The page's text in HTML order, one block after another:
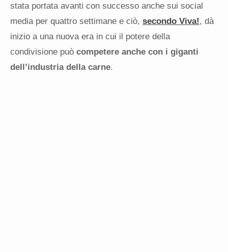
stata portata avanti con successo anche sui social
media per quattro settimane e ciò, secondo Viva!, dà
inizio a una nuova era in cui il potere della
condivisione può competere anche con i giganti
dell’industria della carne.